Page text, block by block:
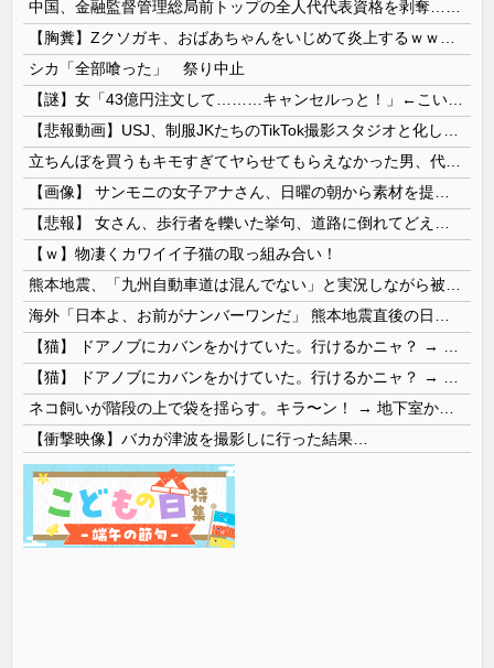
シカ「全部喰った」 祭り中止
【ｗ】物凄くカワイイ子猫の取っ組み合い！
【衝撃映像】バカが津波を撮影しに行った結果…